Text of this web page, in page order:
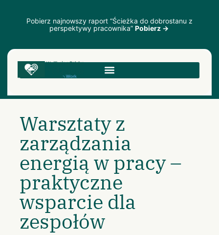
Pobierz najnowszy raport “Ścieżka do dobrostanu z
perspektywy pracownika” Pobierz →
Warsztaty z
zarządzania
energią w pracy –
praktyczne
wsparcie dla
zespołów